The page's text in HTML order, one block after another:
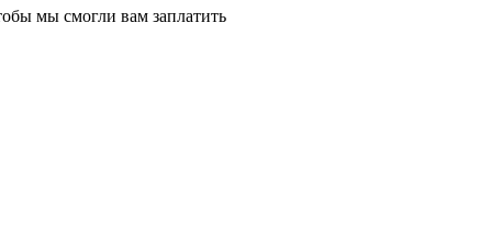
мы смогли вам заплатить